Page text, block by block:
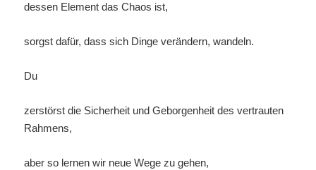
dessen Element das Chaos ist,
sorgst dafür, dass sich Dinge verändern, wandeln.
Du
zerstörst die Sicherheit und Geborgenheit des vertrauten
Rahmens,
aber so lernen wir neue Wege zu gehen,